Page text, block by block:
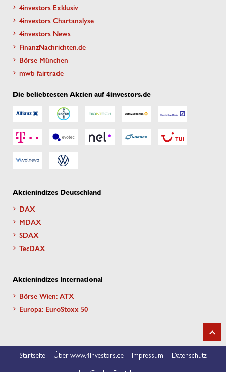
4investors Exklusiv
4investors Chartanalyse
4investors News
FinanzNachrichten.de
Börse München
mwb fairtrade
Die beliebtesten Aktien auf 4investors.de
Aktienindizes Deutschland
DAX
MDAX
SDAX
TecDAX
Aktienindizes International
Börse Wien: ATX
Europa: EuroStoxx 50
Startseite Über www.4investors.de Impressum
Datenschutz